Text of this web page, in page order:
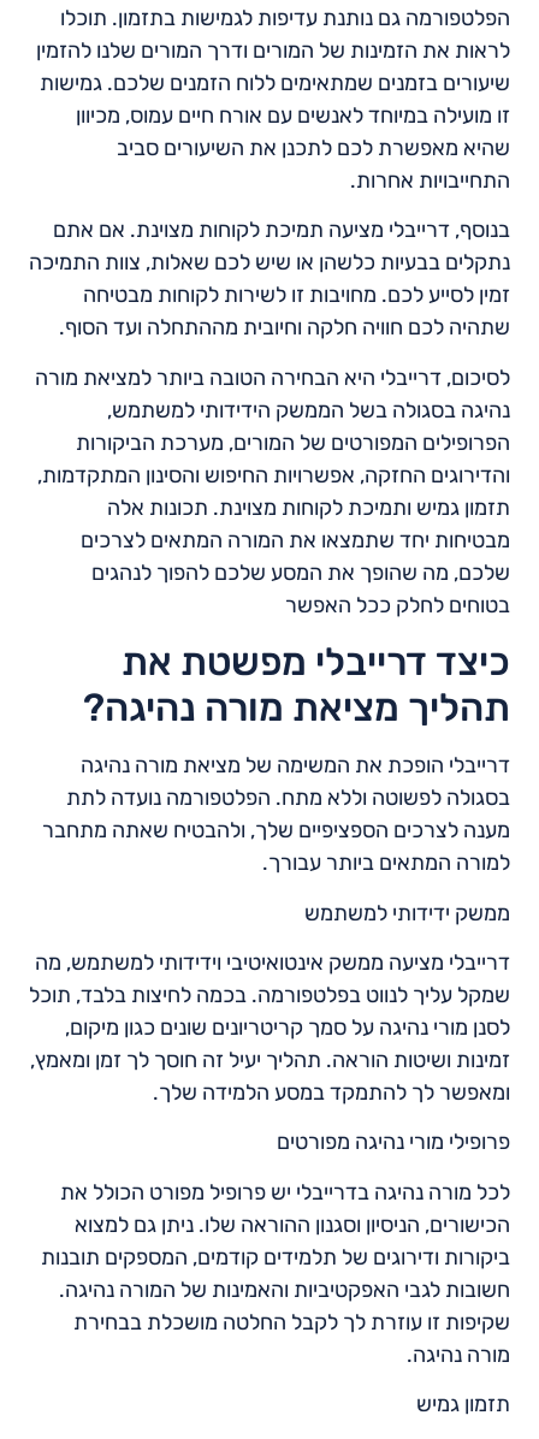
הפלטפורמה גם נותנת עדיפות לגמישות בתזמון. תוכלו
לראות את הזמינות של המורים ודרך המורים שלנו להזמין
שיעורים בזמנים שמתאימים ללוח הזמנים שלכם. גמישות
זו מועילה במיוחד לאנשים עם אורח חיים עמוס, מכיוון
שהיא מאפשרת לכם לתכנן את השיעורים סביב
התחייבויות אחרות.
בנוסף, דרייבלי מציעה תמיכת לקוחות מצוינת. אם אתם
נתקלים בבעיות כלשהן או שיש לכם שאלות, צוות התמיכה
זמין לסייע לכם. מחויבות זו לשירות לקוחות מבטיחה
שתהיה לכם חוויה חלקה וחיובית מההתחלה ועד הסוף.
לסיכום, דרייבלי היא הבחירה הטובה ביותר למציאת מורה
נהיגה בסגולה בשל הממשק הידידותי למשתמש,
הפרופילים המפורטים של המורים, מערכת הביקורות
והדירוגים החזקה, אפשרויות החיפוש והסינון המתקדמות,
תזמון גמיש ותמיכת לקוחות מצוינת. תכונות אלה
מבטיחות יחד שתמצאו את המורה המתאים לצרכים
שלכם, מה שהופך את המסע שלכם להפוך לנהגים
בטוחים לחלק ככל האפשר
כיצד דרייבלי מפשטת את
תהליך מציאת מורה נהיגה?
דרייבלי הופכת את המשימה של מציאת מורה נהיגה
בסגולה לפשוטה וללא מתח. הפלטפורמה נועדה לתת
מענה לצרכים הספציפיים שלך, ולהבטיח שאתה מתחבר
למורה המתאים ביותר עבורך.
ממשק ידידותי למשתמש
דרייבלי מציעה ממשק אינטואיטיבי וידידותי למשתמש, מה
שמקל עליך לנווט בפלטפורמה. בכמה לחיצות בלבד, תוכל
לסנן מורי נהיגה על סמך קריטריונים שונים כגון מיקום,
זמינות ושיטות הוראה. תהליך יעיל זה חוסך לך זמן ומאמץ,
ומאפשר לך להתמקד במסע הלמידה שלך.
פרופילי מורי נהיגה מפורטים
לכל מורה נהיגה בדרייבלי יש פרופיל מפורט הכולל את
הכישורים, הניסיון וסגנון ההוראה שלו. ניתן גם למצוא
ביקורות ודירוגים של תלמידים קודמים, המספקים תובנות
חשובות לגבי האפקטיביות והאמינות של המורה נהיגה.
שקיפות זו עוזרת לך לקבל החלטה מושכלת בבחירת
מורה נהיגה.
תזמון גמיש